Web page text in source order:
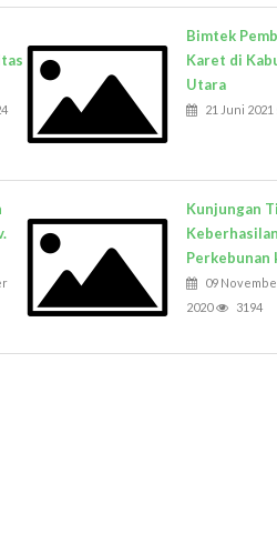
Bimtek
Karet di
Utara
21 Juni 2021
Kunjungan
Perkebunan
09
2020
3194